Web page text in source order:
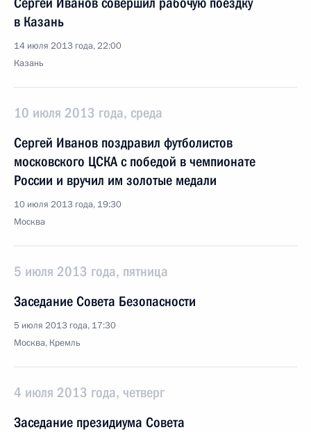
в Казань
14 июля 2013 года, 22:00
Казань
10 июля 2013 года, среда
Сергей Иванов поздравил футболистов
московского ЦСКА с победой в чемпионате
России и вручил им золотые медали
10 июля 2013 года, 19:30
Москва
5 июля 2013 года, пятница
Заседание Совета Безопасности
5 июля 2013 года, 17:30
Москва, Кремль
4 июля 2013 года, четверг
Заседание президиума Совета